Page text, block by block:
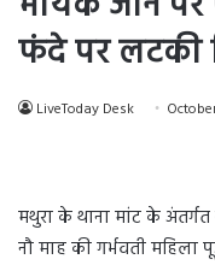
फंदे पर लटकी
LiveToday Desk
मथुरा के थाना मांट के
नौ माह की गर्भवती महिला